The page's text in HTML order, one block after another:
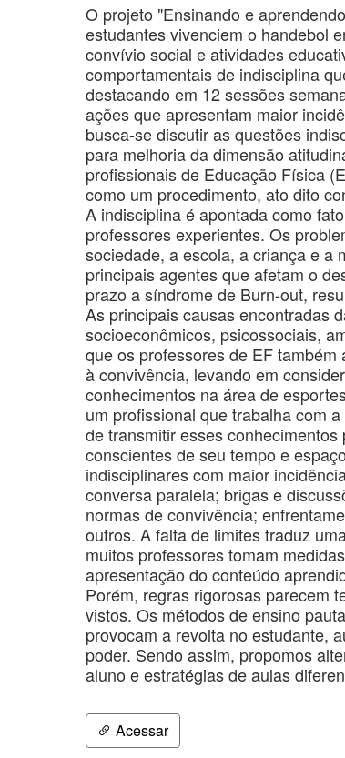
O projeto "Ensinando e
estudantes vivenciem o handebol
convívio social e atividades
comportamentais de indisciplina
destacando em 12 sessões
ações que apresentam maior
busca-se discutir as questões
para melhoria da dimensão
profissionais de Educação Física
como um procedimento, ato dito
A indisciplina é apontada como
professores experientes. Os
sociedade, a escola, a criança e a
principais agentes que afetam o
prazo a síndrome de Burn-out,
As principais causas encontradas
socioeconômicos, psicossociais,
que os professores de EF
à convivência, levando em
conhecimentos na área de
um profissional que trabalha com
de transmitir esses
conscientes de seu tempo e
indisciplinares com maior
conversa paralela; brigas e
normas de convivência;
outros. A falta de limites traduz
muitos professores tomam
apresentação do conteúdo
Porém, regras rigorosas parecem
vistos. Os métodos de ensino
provocam a revolta no estudante,
poder. Sendo assim, propomos
aluno e estratégias de aulas
Acessar